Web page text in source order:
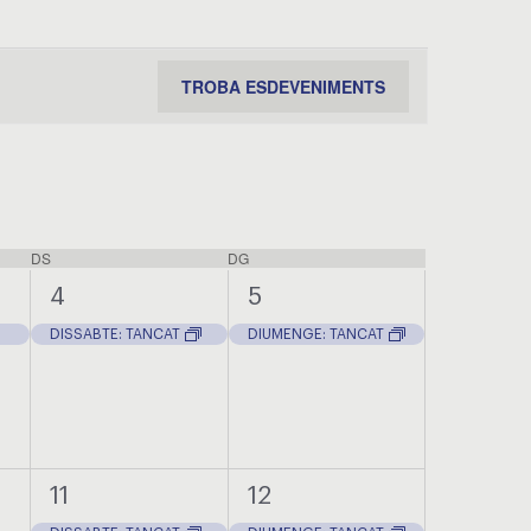
TROBA ESDEVENIMENTS
DSDISSABTE DG
1
esdeveniment,
4
DISSABTE: TANCAT
1
esdeveniment,
5
DIUMENGE: TANCAT
111
112